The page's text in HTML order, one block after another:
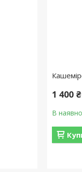
1 400 ₴
В